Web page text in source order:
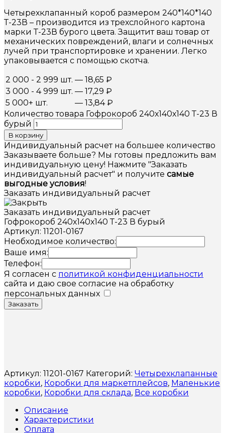
Четырехклапанный короб размером 240*140*140
Т-23В – производится из трехслойного картона
марки Т-23В бурого цвета. Защитит ваш товар от
механических повреждений, влаги и солнечных
лучей при транспортировке и хранении. Легко
упаковывается с помощью скотча.
2 000 - 2 999 шт. — 18,65 ₽
3 000 - 4 999 шт. — 17,29 ₽
5 000+ шт.
— 13,84₽
Количество товара Гофрокороб 240х140х140 Т-23 В
бурый
В корзину
Индивидуальный расчет на большее количество
Заказываете больше? Мы готовы предложить вам
индивидуальную цену! Нажмите "Заказать
индивидуальный расчет" и получите самые
выгодные условия!
Заказать индивидуальный расчет
Заказать индивидуальный расчет
Гофрокороб 240х140х140 Т-23 В бурый
Артикул: 11201-0167
Необходимое количество:
Ваше имя:
Телефон:
Я согласен с политикой конфиденциальности
сайта и даю свое согласие на обработку
персональных данных
Заказать
Артикул: 11201-0167 Категорий: Четырехклапанные
коробки, Коробки для маркетплейсов, Маленькие
коробки, Коробки для склада, Все коробки
Описание
Характеристики
Оплата